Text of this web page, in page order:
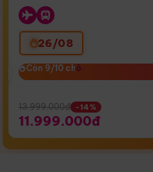
26/08
Còn 9/10 chỗ
Còn 9/10 chỗ
13.999.000đ -14%
11.999.000đ